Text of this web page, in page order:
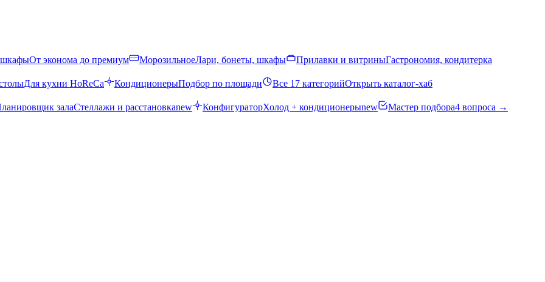
шкафыОт эконома до премиум МорозильноеЛари, бонеты, шкафы Прилавки и витриныГастрономия, кондитерка
Для кухни HoReCa КондиционерыПодбор по площади Все 17 категорийОткрыть каталог-хаб
залаСтеллажи и расстановкаnew КонфигураторХолод + кондиционерыnew Мастер подбора4 вопроса →